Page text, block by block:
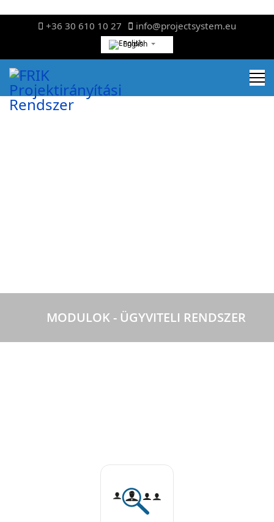
+36 30 610 10 27 info@projectsystem.eu
English
MODULOK - ÜGYVITELI RENDSZER